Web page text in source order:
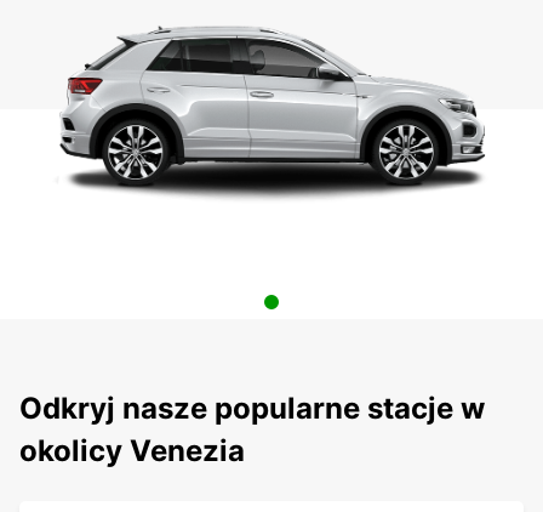
Odkryj nasze popularne stacje w
okolicy Venezia